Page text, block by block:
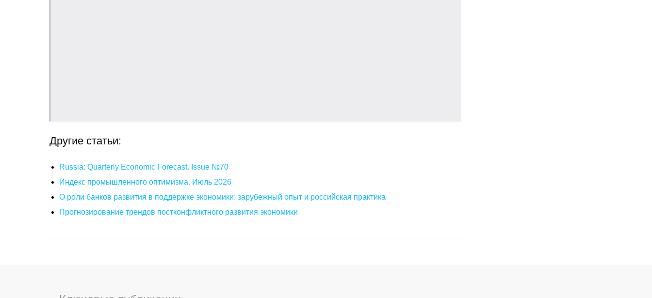
Другие статьи:
Russia: Quarterly Economic Forecast. Issue №70
Индекс промышленного оптимизма. Июль 2026
О роли банков развития в поддержке экономики: зарубежный опыт и российская практика
Прогнозирование трендов постконфликтного развития экономики